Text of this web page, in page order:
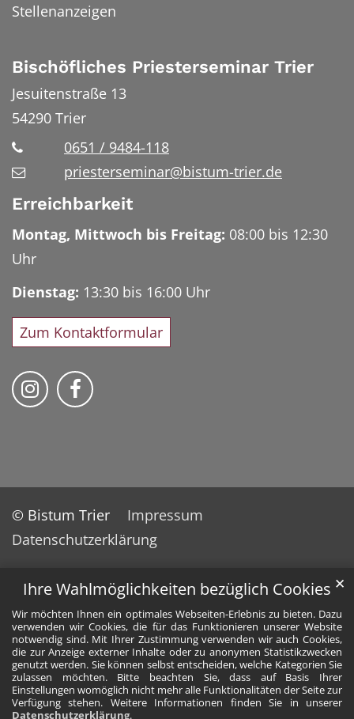
Ihre Wahlmöglichkeiten bezüglich Cookies
Wir möchten Ihnen ein optimales Webseiten-Erlebnis zu bieten. Dazu
verwenden wir Cookies, die für das Funktionieren unserer Website
notwendig sind. Mit Ihrer Zustimmung verwenden wir auch Cookies,
die zur Anzeige externer Inhalte oder zu anonymen Statistikzwecken
genutzt werden. Sie können selbst entscheiden, welche Kategorien Sie
zulassen möchten. Bitte beachten Sie, dass auf Basis Ihrer
Einstellungen womöglich nicht mehr alle Funktionalitäten der Seite zur
Verfügung stehen. Weitere Informationen finden Sie in unserer
Datenschutzerklärung.
✕
Stellenanzeigen
Bischöfliches Priesterseminar Trier
Jesuitenstraße 13
54290 Trier
0651 / 9484-118
priesterseminar@bistum-trier.de
Erreichbarkeit
Montag, Mittwoch bis Freitag: 08:00 bis 12:30
Uhr
Dienstag: 13:30 bis 16:00 Uhr
Zum Kontaktformular
Bischöfliches Priesterseminar auf
Bischöfliches Priesterseminar auf
© Bistum Trier
Impressum
Datenschutzerklärung